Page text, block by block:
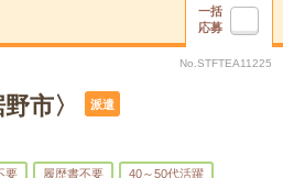
一括
応募
No.STFTEA11225
市〉 派遣
要 履歴書不要 40～50代活躍